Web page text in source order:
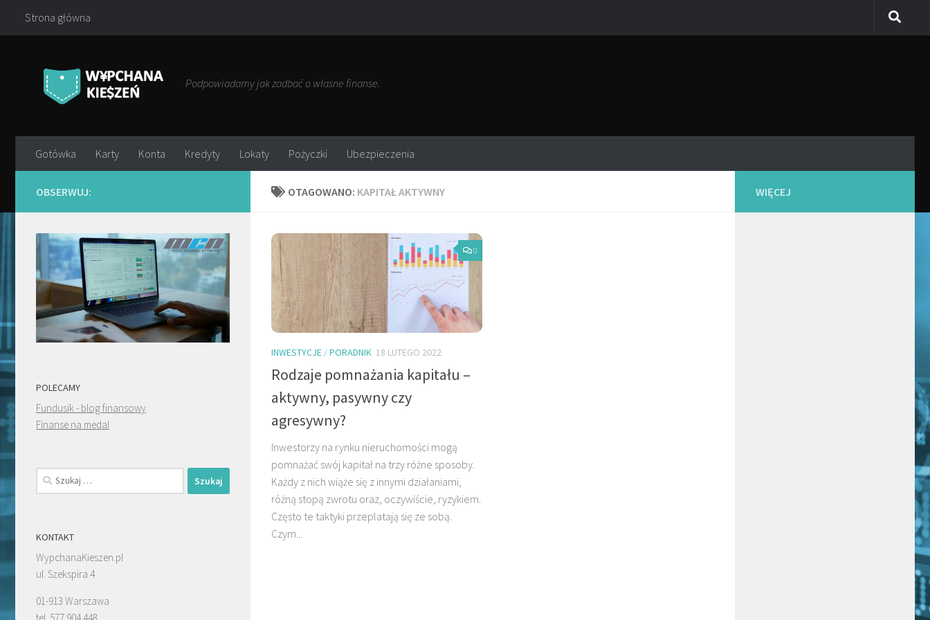
Przejdź do treści
Strona główna
Podpowiadamy jak zadbać o własne finanse.
Gotówka Karty Konta Kredyty Lokaty Pożyczki Ubezpieczenia
OTAGOWANO: KAPITAŁ AKTYWNY
0
INWESTYCJE /PORADNIK 18 LUTEGO 2022
Rodzaje pomnażania kapitału –
aktywny, pasywny czy
agresywny?
Inwestorzy na rynku nieruchomości mogą
pomnażać swój kapitał na trzy różne sposoby.
Każdy z nich wiąże się z innymi działaniami,
różną stopą zwrotu oraz, oczywiście, ryzykiem.
Często te taktyki przeplatają się ze sobą.
Czym...
OBSERWUJ:
POLECAMY
Fundusik - blog finansowy
Finanse na medal
Szukaj:
KONTAKT
WypchanaKieszen.pl
ul. Szekspira 4
01-913 Warszawa
WIĘCEJ